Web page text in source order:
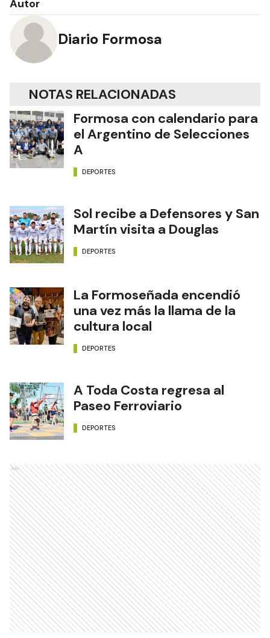
Autor
Diario Formosa
NOTAS RELACIONADAS
Formosa con calendario para
el Argentino de Selecciones
A
DEPORTES
Sol recibe a Defensores y San
Martín visita a Douglas
DEPORTES
La Formoseñada encendió
una vez más la llama de la
cultura local
DEPORTES
A Toda Costa regresa al
Paseo Ferroviario
DEPORTES
Ads